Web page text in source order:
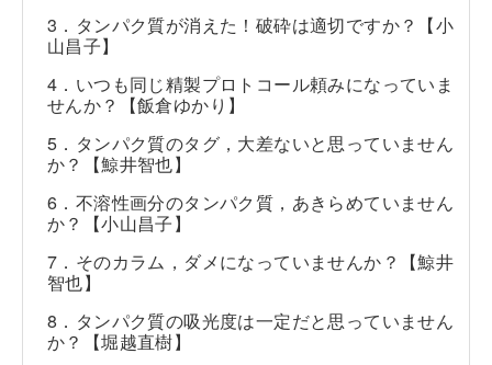
3．タンパク質が消えた！破砕は適切ですか？【小
山昌子】
4．いつも同じ精製プロトコール頼みになっていま
せんか？【飯倉ゆかり】
5．タンパク質のタグ，大差ないと思っていません
か？【鯨井智也】
6．不溶性画分のタンパク質，あきらめていません
か？【小山昌子】
7．そのカラム，ダメになっていませんか？【鯨井
智也】
8．タンパク質の吸光度は一定だと思っていません
か？【堀越直樹】